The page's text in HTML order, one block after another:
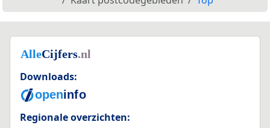
Downloads:
Regionale overzichten: